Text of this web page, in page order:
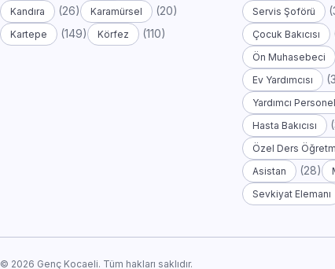
Kandıra (26) Karamürsel (20)
Kartepe (149) Körfez (110)
Servis Şoförü
Çocuk Bakıcısı
Ön Muhasebeci
Ev Yardımcısı
Yardımcı Personel
Hasta Bakıcısı
Özel Ders
Asistan (28)
Sevkiyat Elemanı
© 2026 Genç Kocaeli. Tüm hakları saklıdır.